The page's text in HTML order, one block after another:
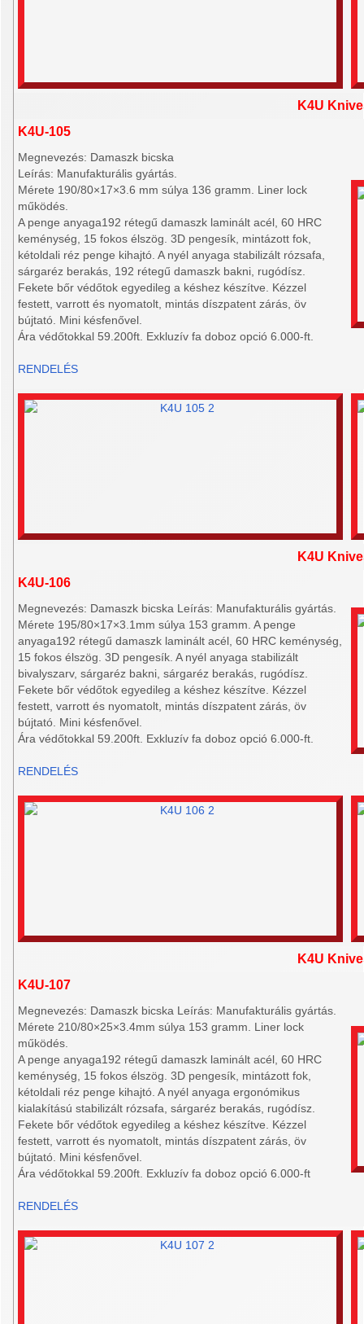
K4U
K4U-105
Megnevezés: Damaszk bicska
Leírás: Manufakturális gyártás.
Mérete 190/80×17×3.6 mm súlya 136 gramm. Liner lock
működés.
A penge anyaga192 rétegű damaszk laminált acél, 60 HRC
keménység, 15 fokos élszög. 3D pengesík, mintázott fok,
kétoldali réz penge kihajtó. A nyél anyaga stabilizált rózsafa,
sárgaréz berakás, 192 rétegű damaszk bakni, rugódísz.
Fekete bőr védőtok egyedileg a késhez készítve. Kézzel
festett, varrott és nyomatolt, mintás díszpatent zárás, öv
bújtató. Mini késfenővel.
Ára védőtokkal 59.200ft. Exkluzív fa doboz opció 6.000-ft.
RENDELÉS
K4U
K4U-106
Megnevezés: Damaszk bicska Leírás: Manufakturális gyártás.
Mérete 195/80×17×3.1mm súlya 153 gramm. A penge
anyaga192 rétegű damaszk laminált acél, 60 HRC keménység,
15 fokos élszög. 3D pengesík. A nyél anyaga stabilizált
bivalyszarv, sárgaréz bakni, sárgaréz berakás, rugódísz.
Fekete bőr védőtok egyedileg a késhez készítve. Kézzel
festett, varrott és nyomatolt, mintás díszpatent zárás, öv
bújtató. Mini késfenővel.
Ára védőtokkal 59.200ft. Exkluzív fa doboz opció 6.000-ft.
RENDELÉS
K4U
K4U-107
Megnevezés: Damaszk bicska Leírás: Manufakturális gyártás.
Mérete 210/80×25×3.4mm súlya 153 gramm. Liner lock
működés.
A penge anyaga192 rétegű damaszk laminált acél, 60 HRC
keménység, 15 fokos élszög. 3D pengesík, mintázott fok,
kétoldali réz penge kihajtó. A nyél anyaga ergonómikus
kialakítású stabilizált rózsafa, sárgaréz berakás, rugódísz.
Fekete bőr védőtok egyedileg a késhez készítve. Kézzel
festett, varrott és nyomatolt, mintás díszpatent zárás, öv
bújtató. Mini késfenővel.
Ára védőtokkal 59.200ft. Exkluzív fa doboz opció 6.000-ft
RENDELÉS